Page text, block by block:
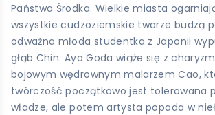
Państwa Środka. Wielkie miasta
wszystkie cudzoziemskie twarze budzą
odważna młoda studentka z Japonii
głąb Chin. Aya Goda wiąże się z
bojowym wędrownym malarzem Cao,
twórczość początkowo jest tolerowana
władze, ale potem artysta popada w